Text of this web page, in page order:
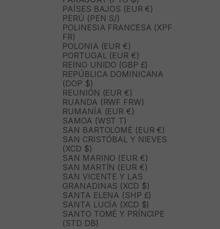
PAÍSES BAJOS (EUR €)
PERÚ (PEN S/)
POLINESIA FRANCESA (XPF
FR)
POLONIA (EUR €)
PORTUGAL (EUR €)
REINO UNIDO (GBP £)
REPÚBLICA DOMINICANA
(DOP $)
REUNIÓN (EUR €)
RUANDA (RWF FRW)
RUMANÍA (EUR €)
SAMOA (WST T)
SAN BARTOLOMÉ (EUR €)
SAN CRISTÓBAL Y NIEVES
(XCD $)
SAN MARINO (EUR €)
SAN MARTÍN (EUR €)
SAN VICENTE Y LAS
GRANADINAS (XCD $)
SANTA ELENA (SHP £)
SANTA LUCÍA (XCD $)
SANTO TOMÉ Y PRÍNCIPE
(STD DB)